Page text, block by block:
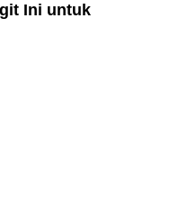
Ini untuk